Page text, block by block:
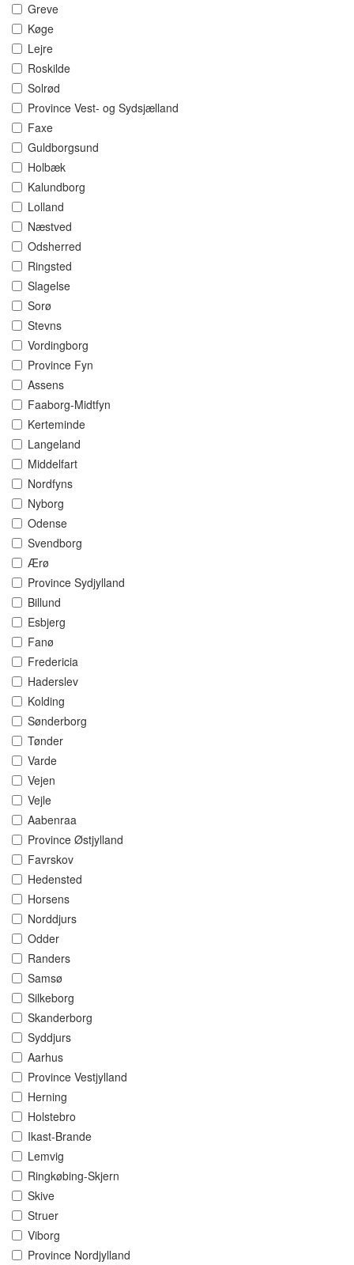
Greve
Køge
Lejre
Roskilde
Solrød
Province Vest- og Sydsjælland
Faxe
Guldborgsund
Holbæk
Kalundborg
Lolland
Næstved
Odsherred
Ringsted
Slagelse
Sorø
Stevns
Vordingborg
Province Fyn
Assens
Faaborg-Midtfyn
Kerteminde
Langeland
Middelfart
Nordfyns
Nyborg
Odense
Svendborg
Ærø
Province Sydjylland
Billund
Esbjerg
Fanø
Fredericia
Haderslev
Kolding
Sønderborg
Tønder
Varde
Vejen
Vejle
Aabenraa
Province Østjylland
Favrskov
Hedensted
Horsens
Norddjurs
Odder
Randers
Samsø
Silkeborg
Skanderborg
Syddjurs
Aarhus
Province Vestjylland
Herning
Holstebro
Ikast-Brande
Lemvig
Ringkøbing-Skjern
Skive
Struer
Viborg
Province Nordjylland